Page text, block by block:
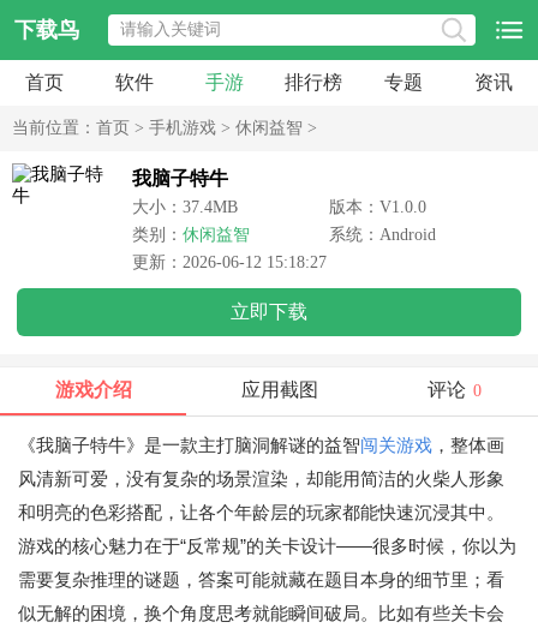
下载鸟
首页 软件 手游 排行榜 专题 资讯
当前位置： 首页 > 手机游戏 > 休闲益智 >
我脑子特牛
大小：37.4MB
版本：V1.0.0
类别： 休闲益智
系统：Android
更新：2026-06-12 15:18:27
立即下载
游戏介绍 应用截图 评论 0
《我脑子特牛》是一款主打脑洞解谜的益智闯关游戏 ，整体画
风清新可爱，没有复杂的场景渲染，却能用简洁的火柴人形象
和明亮的色彩搭配，让各个年龄层的玩家都能快速沉浸其中。
游戏的核心魅力在于“反常规”的关卡设计——很多时候，你以为
需要复杂推理的谜题，答案可能就藏在题目本身的细节里；看
似无解的困境，换个角度思考就能瞬间破局。比如有些关卡会